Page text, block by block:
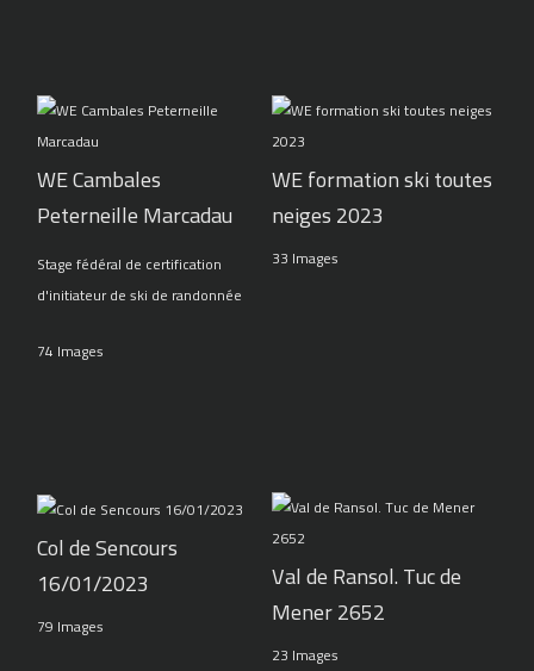
WE Cambales
Peterneille Marcadau
Stage fédéral de certification
d'initiateur de ski de randonnée
74 Images
WE formation ski toutes
neiges 2023
33 Images
Col de Sencours
16/01/2023
79 Images
Val de Ransol. Tuc de
Mener 2652
23 Images